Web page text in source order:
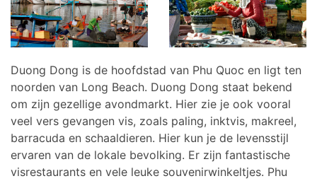
Duong Dong is de hoofdstad van Phu Quoc en ligt ten
noorden van Long Beach. Duong Dong staat bekend
om zijn gezellige avondmarkt. Hier zie je ook vooral
veel vers gevangen vis, zoals paling, inktvis, makreel,
barracuda en schaaldieren. Hier kun je de levensstijl
ervaren van de lokale bevolking. Er zijn fantastische
visrestaurants en vele leuke souvenirwinkeltjes. Phu